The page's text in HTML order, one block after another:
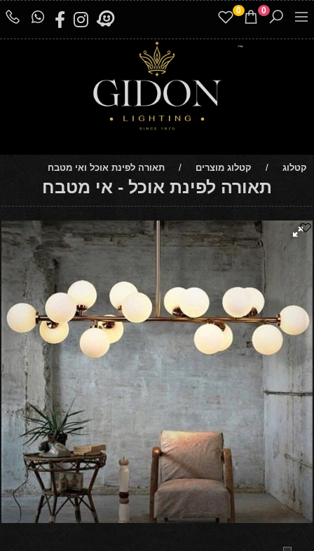
0
0
קטלוג / קטלוג מוצרים / תאורה לפינת אוכל ואי מטבח
תאורה לפינת אוכל - אי מטבח